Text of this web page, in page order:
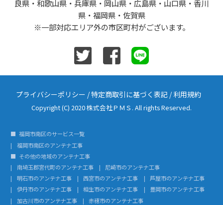
良県・和歌山県・兵庫県・岡山県・広島県・山口県・香川
県・福岡県・佐賀県
※一部対応エリア外の市区町村がございます。
プライバシーポリシー /特定商取引に基づく表記 /利用規約
Copyright (C) 2020 株式会社ＰＭＳ. All rights Reserved.
福岡市南区のサービス一覧
福岡市南区のアンテナ工事
その他の地域のアンテナ工事
南埼玉郡宮代町のアンテナ工事
尼崎市のアンテナ工事
明石市のアンテナ工事
西宮市のアンテナ工事
芦屋市のアンテナ工事
伊丹市のアンテナ工事
相生市のアンテナ工事
豊岡市のアンテナ工事
加古川市のアンテナ工事
赤穂市のアンテナ工事